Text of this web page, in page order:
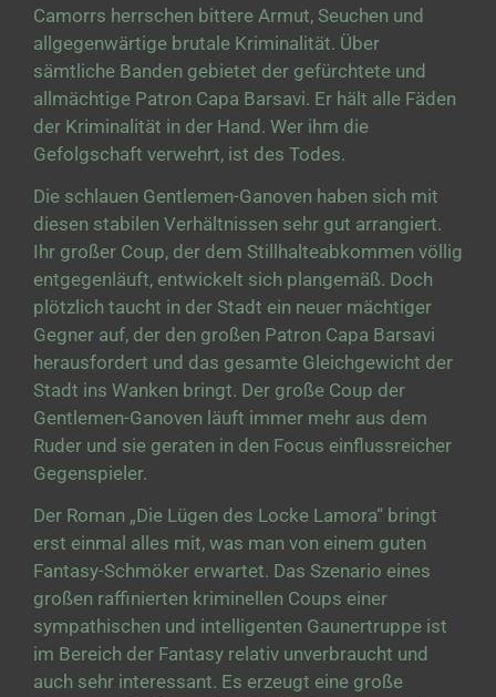
Camorrs herrschen bittere Armut, Seuchen und
allgegenwärtige brutale Kriminalität. Über
sämtliche Banden gebietet der gefürchtete und
allmächtige Patron Capa Barsavi. Er hält alle Fäden
der Kriminalität in der Hand. Wer ihm die
Gefolgschaft verwehrt, ist des Todes.
Die schlauen Gentlemen-Ganoven haben sich mit
diesen stabilen Verhältnissen sehr gut arrangiert.
Ihr großer Coup, der dem Stillhalteabkommen völlig
entgegenläuft, entwickelt sich plangemäß. Doch
plötzlich taucht in der Stadt ein neuer mächtiger
Gegner auf, der den großen Patron Capa Barsavi
herausfordert und das gesamte Gleichgewicht der
Stadt ins Wanken bringt. Der große Coup der
Gentlemen-Ganoven läuft immer mehr aus dem
Ruder und sie geraten in den Focus einflussreicher
Gegenspieler.
Der Roman „Die Lügen des Locke Lamora“ bringt
erst einmal alles mit, was man von einem guten
Fantasy-Schmöker erwartet. Das Szenario eines
großen raffinierten kriminellen Coups einer
sympathischen und intelligenten Gaunertruppe ist
im Bereich der Fantasy relativ unverbraucht und
auch sehr interessant. Es erzeugt eine große